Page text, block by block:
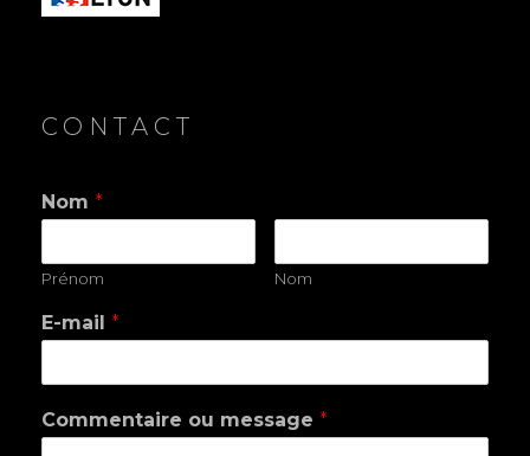
CONTACT
Nom *
Prénom Nom
E-mail *
Commentaire ou message *